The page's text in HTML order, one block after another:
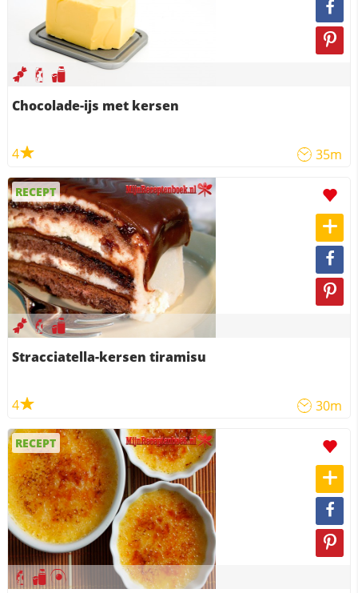
Chocolade-ijs met kersen
4 35m
RECEPT
Stracciatella-kersen tiramisu
4 30m
RECEPT